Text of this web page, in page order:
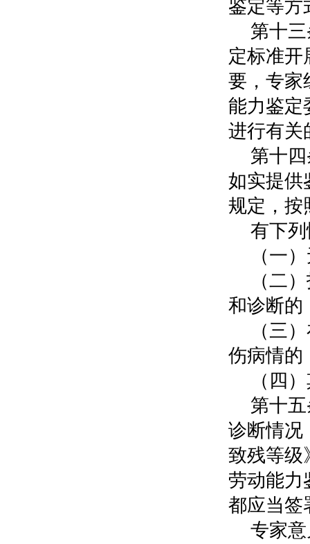
鉴定等方
第十
定标准开
要，专家
能力鉴定
进行有关
第十
如实提供
规定，按
有下
（一
（二
和诊断的
（三
伤病情的
（四
第十
诊断情况
致残等级
劳动能力
都应当签
专家